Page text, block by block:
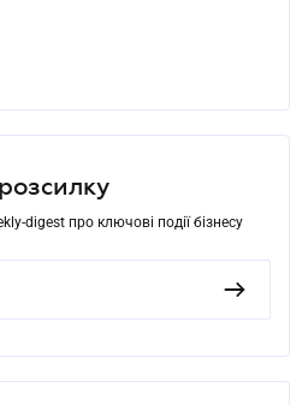
digest про ключові події бізнесу